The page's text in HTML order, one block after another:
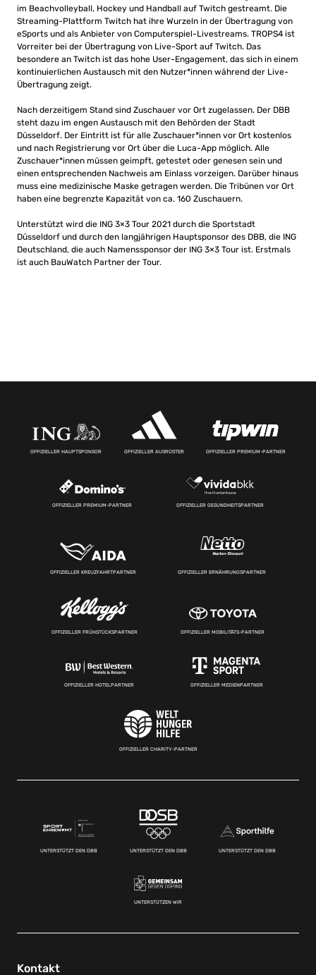
im Beachvolleyball, Hockey und Handball auf Twitch gestreamt. Die
Streaming-Plattform Twitch hat ihre Wurzeln in der Übertragung von
eSports und als Anbieter von Computerspiel-Livestreams. TROPS4 ist
Vorreiter bei der Übertragung von Live-Sport auf Twitch. Das
besondere an Twitch ist das hohe User-Engagement, das sich in einem
kontinuierlichen Austausch mit den Nutzer*innen während der Live-
Übertragung zeigt.
Nach derzeitigem Stand sind Zuschauer vor Ort zugelassen. Der DBB
steht dazu im engen Austausch mit den Behörden der Stadt
Düsseldorf. Der Eintritt ist für alle Zuschauer*innen vor Ort kostenlos
und nach Registrierung vor Ort über die Luca-App möglich. Alle
Zuschauer*innen müssen geimpft, getestet oder genesen sein und
einen entsprechenden Nachweis am Einlass vorzeigen. Darüber hinaus
muss eine medizinische Maske getragen werden. Die Tribünen vor Ort
haben eine begrenzte Kapazität von ca. 160 Zuschauern.
Unterstützt wird die ING 3×3 Tour 2021 durch die Sportstadt
Düsseldorf und durch den langjährigen Hauptsponsor des DBB, die ING
Deutschland, die auch Namenssponsor der ING 3×3 Tour ist. Erstmals
ist auch BauWatch Partner der Tour.
OFFIZIELLER HAUPTSPONSOR OFFIZIELLER AUSRÜSTER OFFIZIELLER PREMIUM-PARTNER
OFFIZIELLER PREMIUM-PARTNER OFFIZIELLER GESUNDHEITSPARTNER
OFFIZIELLER KREUZFAHRTPARTNER OFFIZIELLER ERNÄHRUNGSPARTNER
OFFIZIELLER FRÜHSTÜCKSPARTNER OFFIZIELLER MOBILITÄTS-PARTNER
OFFIZIELLER HOTELPARTNER OFFIZIELLER MEDIENPARTNER
OFFIZIELLER CHARITY-PARTNER
UNTERSTÜTZT DEN DBB UNTERSTÜTZT DEN DBB UNTERSTÜTZT DEN DBB
UNTERSTÜTZEN WIR
Kontakt